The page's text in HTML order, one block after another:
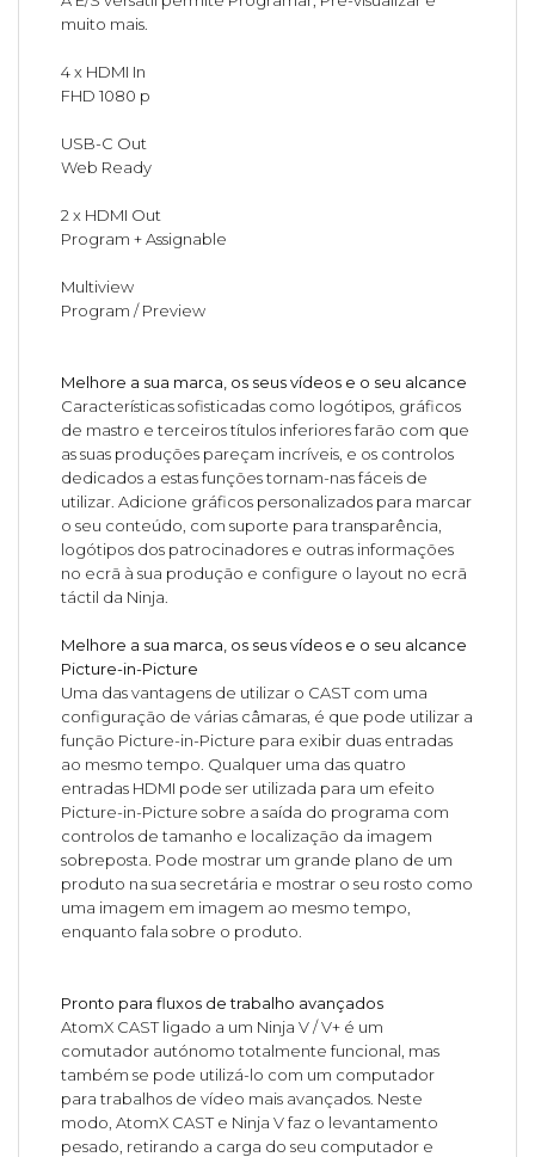
muito mais.
4 x HDMI In
FHD 1080 p
USB-C Out
Web Ready
2 x HDMI Out
Program + Assignable
Multiview
Program / Preview
Melhore a sua marca, os seus vídeos e o seu alcance
Características sofisticadas como logótipos, gráficos
de mastro e terceiros títulos inferiores farão com que
as suas produções pareçam incríveis, e os controlos
dedicados a estas funções tornam-nas fáceis de
utilizar. Adicione gráficos personalizados para marcar
o seu conteúdo, com suporte para transparência,
logótipos dos patrocinadores e outras informações
no ecrã à sua produção e configure o layout no ecrã
táctil da Ninja.
Melhore a sua marca, os seus vídeos e o seu alcance
Picture-in-Picture
Uma das vantagens de utilizar o CAST com uma
configuração de várias câmaras, é que pode utilizar a
função Picture-in-Picture para exibir duas entradas
ao mesmo tempo. Qualquer uma das quatro
entradas HDMI pode ser utilizada para um efeito
Picture-in-Picture sobre a saída do programa com
controlos de tamanho e localização da imagem
sobreposta. Pode mostrar um grande plano de um
produto na sua secretária e mostrar o seu rosto como
uma imagem em imagem ao mesmo tempo,
enquanto fala sobre o produto.
Pronto para fluxos de trabalho avançados
AtomX CAST ligado a um Ninja V / V+ é um
comutador autónomo totalmente funcional, mas
também se pode utilizá-lo com um computador
para trabalhos de vídeo mais avançados. Neste
modo, AtomX CAST e Ninja V faz o levantamento
pesado, retirando a carga do seu computador e